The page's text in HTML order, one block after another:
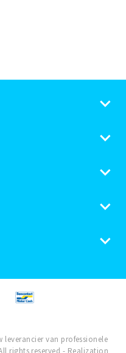
leverancier van professionele
rights reserved - Realization